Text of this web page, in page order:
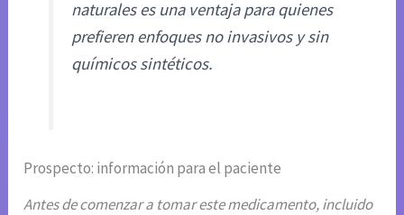
naturales es una ventaja para quienes
prefieren enfoques no invasivos y sin
químicos sintéticos.
Prospecto: información para el paciente
Antes de comenzar a tomar este medicamento, incluido